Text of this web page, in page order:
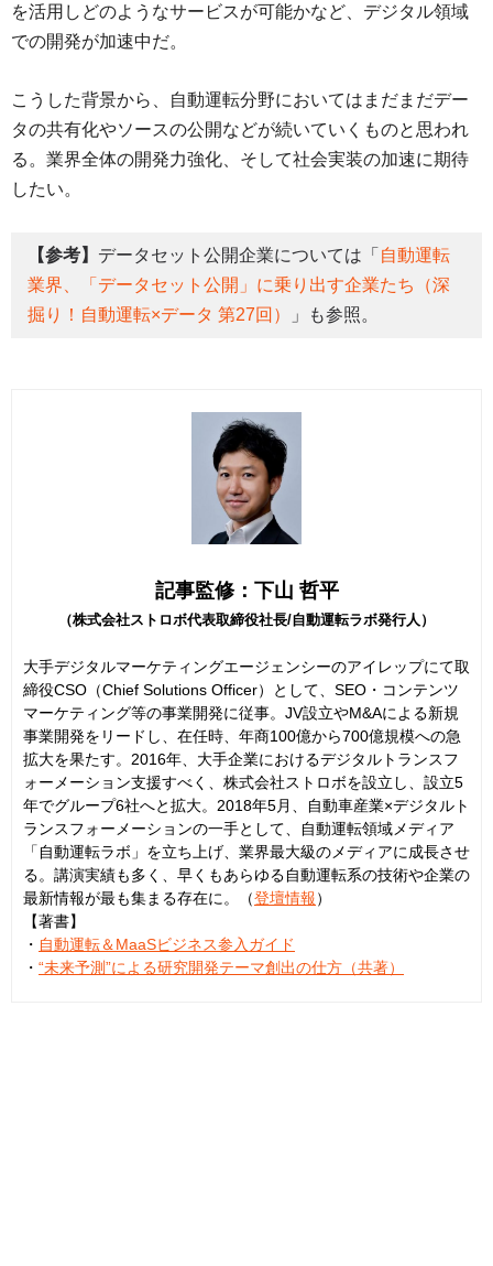
を活用しどのようなサービスが可能かなど、デジタル領域
での開発が加速中だ。
こうした背景から、自動運転分野においてはまだまだデー
タの共有化やソースの公開などが続いていくものと思われ
る。業界全体の開発力強化、そして社会実装の加速に期待
したい。
【参考】 データセット公開企業については「 自動運転
業界、「データセット公開」に乗り出す企業たち（深
掘り！自動運転×データ 第27回）
」も参照。
記事監修：下山 哲平
（株式会社ストロボ代表取締役社長/自動運転ラボ発行人）
大手デジタルマーケティングエージェンシーのアイレップにて取
締役CSO（Chief Solutions Officer）として、SEO・コンテンツ
マーケティング等の事業開発に従事。JV設立やM&Aによる新規
事業開発をリードし、在任時、年商100億から700億規模への急
拡大を果たす。2016年、大手企業におけるデジタルトランスフ
ォーメーション支援すべく、株式会社ストロボを設立し、設立5
年でグループ6社へと拡大。2018年5月、自動車産業×デジタルト
ランスフォーメーションの一手として、自動運転領域メディア
「自動運転ラボ」を立ち上げ、業界最大級のメディアに成長させ
る。講演実績も多く、早くもあらゆる自動運転系の技術や企業の
最新情報が最も集まる存在に。（登壇情報）
【著書】
・ 自動運転＆MaaSビジネス参入ガイド
・ “未来予測”による研究開発テーマ創出の仕方（共著）